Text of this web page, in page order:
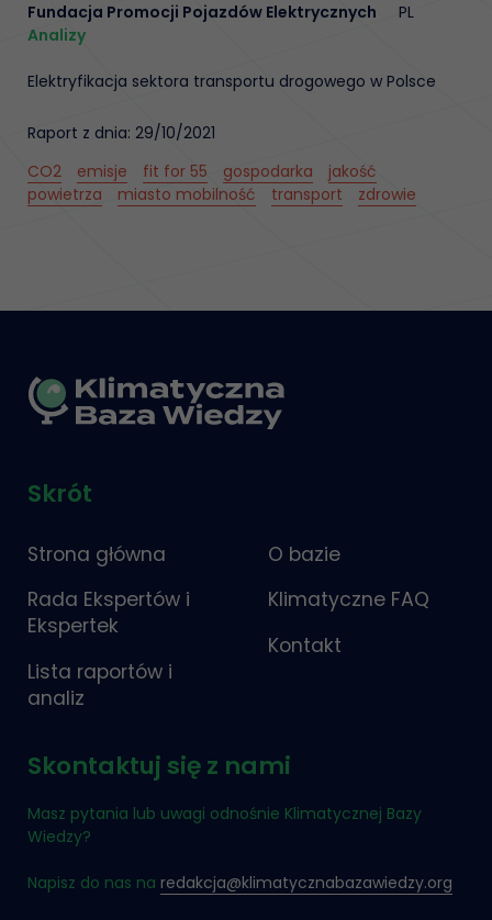
Fundacja Promocji Pojazdów Elektrycznych
Analizy
PL
Elektryfikacja sektora transportu drogowego w Polsce
Raport z dnia: 29/10/2021
CO2
emisje fit for 55 gospodarka
jakość
powietrza
miasto mobilność transport zdrowie
Skrót
Strona główna
Rada Ekspertów i
Ekspertek
Lista raportów i
analiz
O bazie
Klimatyczne FAQ
Kontakt
Skontaktuj się z nami
Masz pytania lub uwagi odnośnie Klimatycznej Bazy
Wiedzy?
Napisz do nas na redakcja@klimatycznabazawiedzy.org